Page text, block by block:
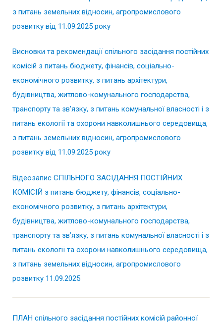
з питань земельних відносин, агропромислового
розвитку від 11.09.2025 року
Висновки та рекомендації спільного засідання постійних
комісій з питань бюджету, фінансів, соціально-
економічного розвитку, з питань архітектури,
будівництва, житлово-комунального господарства,
транспорту та зв’язку, з питань комунальної власності і з
питань екології та охорони навколишнього середовища,
з питань земельних відносин, агропромислового
розвитку від 11.09.2025 року
Відеозапис СПІЛЬНОГО ЗАСІДАННЯ ПОСТІЙНИХ
КОМІСІЙ з питань бюджету, фінансів, соціально-
економічного розвитку, з питань архітектури,
будівництва, житлово-комунального господарства,
транспорту та зв’язку, з питань комунальної власності і з
питань екології та охорони навколишнього середовища,
з питань земельних відносин, агропромислового
розвитку 11.09.2025
ПЛАН спільного засідання постійних комісій районної